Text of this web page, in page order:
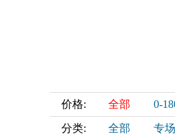
价格: 全部 0-
分类: 全部 专